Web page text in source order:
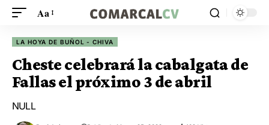
Aa
LA HOYA DE BUÑOL - CHIVA
Cheste celebrará la cabalgata de
Fallas el próximo 3 de abril
NULL